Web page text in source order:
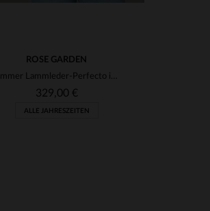
ROSE GARDEN
Slimmer Lammleder-Perfecto in Rostbraun - rockig und feminin.
329,00 €
ALLE JAHRESZEITEN